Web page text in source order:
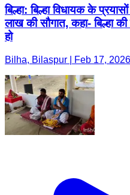
बिल्हा: बिल्हा विधायक के
लाख की सौगात, कहा- बिल्हा
हो
Bilha, Bilaspur | Feb 17, 2026